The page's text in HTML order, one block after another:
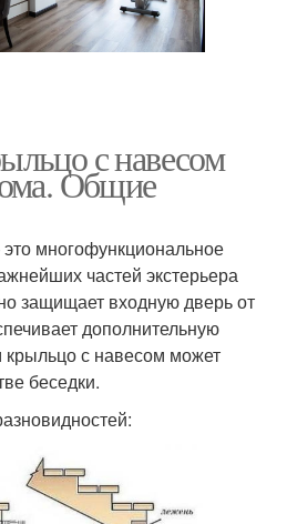
с навесом
Общие
многофункциональное
частей экстерьера
защищает входную дверь от
дополнительную
с навесом может
беседки.